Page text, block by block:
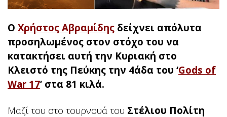
Ο Χρήστος Αβραμίδης δείχνει απόλυτα
προσηλωμένος στον στόχο του να
κατακτήσει αυτή την Κυριακή στο
Κλειστό της Πεύκης την 4άδα του ‘Gods of
War 17’ στα 81 κιλά.
Μαζί του στο τουρνουά του Στέλιου Πολίτη